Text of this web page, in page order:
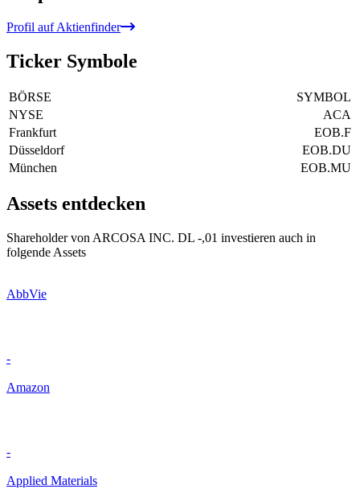
Profil auf Aktienfinder
Ticker Symbole
BÖRSE
SYMBOL
NYSE
ACA
Frankfurt
EOB.F
Düsseldorf
EOB.DU
München
EOB.MU
Assets entdecken
Shareholder von ARCOSA INC. DL -,01 investieren auch in
folgende Assets
AbbVie
-
Amazon
-
Applied Materials